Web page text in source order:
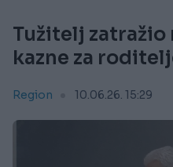
Tužitelj zatražio
kazne za
Region 10.06.26. 15:29